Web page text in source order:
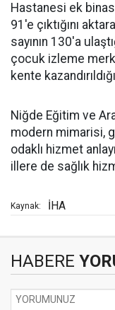
Hastanesi ek
91'e çıktığını
sayının 130'a
çocuk izleme
kente
Niğde Eğitim ve
modern mimarisi,
odaklı hizmet
illere de sağlık
Kaynak: İHA
HABERE